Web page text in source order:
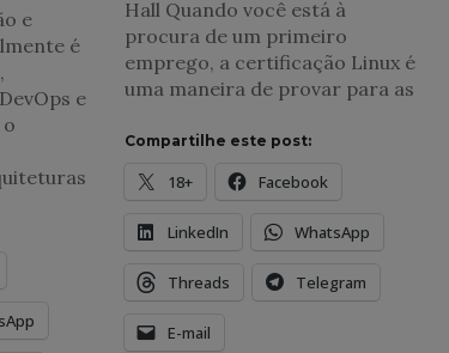
e
é
e
Hall Quando você está à
procura de um primeiro
emprego, a certificação Linux é
uma maneira de provar para as
Compartilhe este post:
18+ Facebook
LinkedIn WhatsApp
Threads Telegram
E-mail